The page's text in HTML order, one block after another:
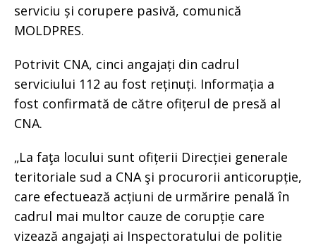
serviciu și corupere pasivă, comunică
MOLDPRES.
Potrivit CNA, cinci angajați din cadrul
serviciului 112 au fost reținuți. Informația a
fost confirmată de către ofițerul de presă al
CNA.
„La faţa locului sunt ofițerii Direcției generale
teritoriale sud a CNA şi procurorii anticorupție,
care efectuează acțiuni de urmărire penală în
cadrul mai multor cauze de corupție care
vizează angajați ai Inspectoratului de politie